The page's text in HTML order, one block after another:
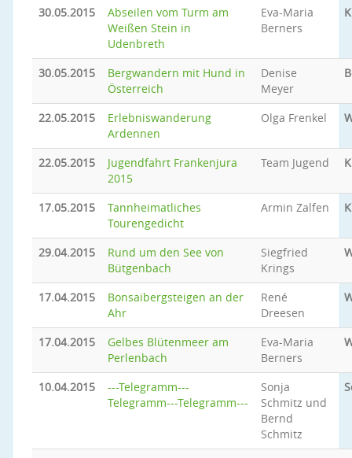
30.05.2015
Abseilen vom Turm am
Weißen Stein in
Udenbreth
Eva-Maria
Berners
30.05.2015
Bergwandern mit Hund in
Österreich
Denise
Meyer
22.05.2015
Erlebniswanderung
Ardennen
Olga Frenkel
22.05.2015
Jugendfahrt Frankenjura
2015
Team Jugend
17.05.2015
Tannheimatliches
Tourengedicht
Armin Zalfen
29.04.2015
Rund um den See von
Bütgenbach
Siegfried
Krings
17.04.2015
Bonsaibergsteigen an der
Ahr
René
Dreesen
17.04.2015
Gelbes Blütenmeer am
Perlenbach
Eva-Maria
Berners
10.04.2015
---Telegramm---
Telegramm---Telegramm---
Sonja
Schmitz und
Bernd
Schmitz